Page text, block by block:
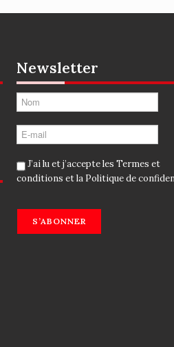
Newsletter
J’ai lu et j’accepte les Termes et
conditions et la Politique de
S’ABONNER